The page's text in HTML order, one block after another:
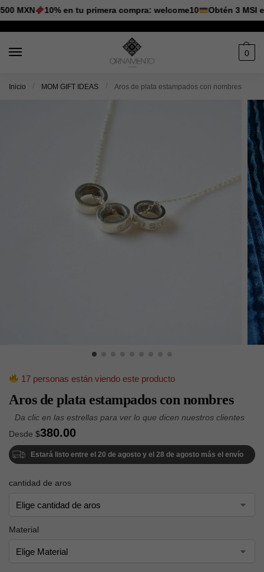
MXN 10% en tu primera compra: welcome10 Obtén 3 MSI en
0
Inicio MOM GIFT IDEAS Aros de plata estampados con nombres
17 personas están viendo este producto
Aros de plata estampados con nombres
Desde $380.00
Estará listo entre el 20 de agosto y el 28 de agosto más el envío
cantidad de aros
Material